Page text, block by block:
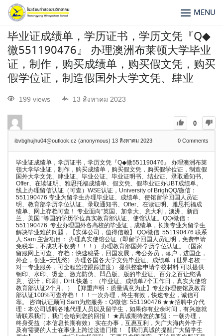
MENU
毕业证成绩单，学历证书，学历文凭『Q◆
微551190476』 办理澳洲布莱顿大学毕业
证，制作，购买成绩单，购买假文凭，购买
假学位证，制造假国外大学文凭、肆业
199 views 13 สิงหาคม 2023
0
ibvbghujhu04@outlook.cz (anonymous) 13 สิงหาคม 2023 0 Comments
毕业证成绩单，学历证书，学历文凭『Q◆微551190476』 办理澳洲布莱
顿大学毕业证，制作，购买成绩单，购买假文凭，购买假学位证，制造假
国外大学文凭、肆业证、毕业公证、毕业证明书、结业证、录取通知书、
Offer、在读证明、雅思托福成绩单、假文凭、假毕业证办UBT成绩单。
线上办理留信认证（可查）WSE认证，University of BrighQQ/微信：
551190476.专业为留学生办理毕业证、成绩单、使馆留学回国人员证
明、教育部学历学位认证、录取通知书、Offer、在读证明、雅思托福成
绩单、网上存档可查！ 专业面向“英国、加拿大、意大利，澳洲、新西
兰、美国 ”等国的学历学位真实教育部认证、使馆认证。QQ/微信：
551190476. 专业办理国外各高校的毕业证，成绩单，长期专业为留学生
解决毕业难的问题，【实体公司，值得信赖】 QQ/微信: 551190476 联系
人:Sam 主营项目： 办理真实使馆公证（即留学回国人员证明，免费申请
免税车，不成功不收费！！！） 办理教育部国外学历学位认证。（国家
留服网上可查、存档；快速稳妥，回国发展，考公务员，落户，进国企，
外企，创业–无忧愁） 办理各国各大学文凭毕业证、成绩单（世界名校一
对一专业服务，可全程监控跟踪进度） 提供整套申请学校材料 可以提供
钢印、水印、烫金、激光防伪、凹凸版、版的毕业证、百分之百让您满
意、设计，印刷，DHL快递； （毕业证、成绩单7个工作日，真实大使馆
教育部认证2个月。） 【郑重声明：质量满意为止】专业办理使馆及教育
部认证100%可查存档！！！一次办理，终生有效，快速专业，诚信可
靠。 咨询认证顾问 Sam为您服务：Q/微信: 551190476 ★★招聘中介代
理：本公司诚聘各地代理人员以及留学生，如果你有业余时间，有兴趣就
请联系我们，我们会给到您的回报！ ★真诚期待您的加盟：一朝办理，
终身受益（本信息长期有效） 实在办事，互惠互利，为广大海内外学子
及有需要的人士在事业上跨过这道门槛！ 【我们真诚的提醒广大留学生